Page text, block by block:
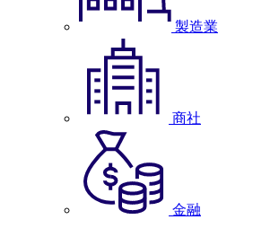
製造業
商社
金融